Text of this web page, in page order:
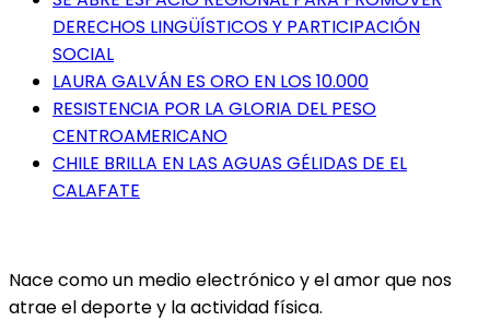
DERECHOS LINGÜÍSTICOS Y PARTICIPACIÓN
SOCIAL
LAURA GALVÁN ES ORO EN LOS 10.000
RESISTENCIA POR LA GLORIA DEL PESO
CENTROAMERICANO
CHILE BRILLA EN LAS AGUAS GÉLIDAS DE EL
CALAFATE
Nace como un medio electrónico y el amor que nos
atrae el deporte y la actividad física.